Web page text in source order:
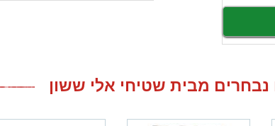
נבחרים מבית שטיחי אלי ששון